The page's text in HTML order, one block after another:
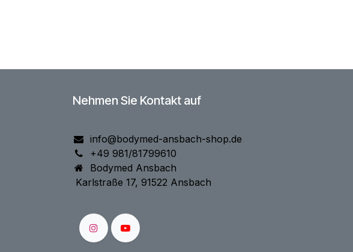
Nehmen Sie Kontakt auf
info@bodymed-ansbach-shop.de
+49 981/81799610
Bodymed Ansbach
Karlstraße 17, 91522 Ansbach